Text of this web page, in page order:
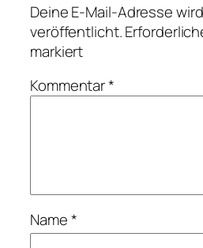
Deine E-Mail-Adresse
veröffentlicht.
markiert
Kommentar*
Name*